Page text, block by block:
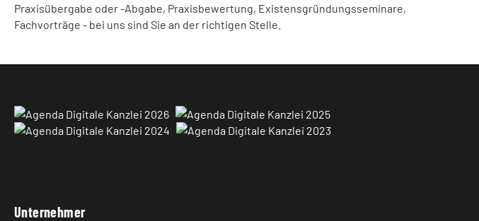
Praxisübergabe oder -Abgabe, Praxisbewertung, Existensgründungsseminare,
Fachvorträge - bei uns sind Sie an der richtigen Stelle.
Unternehmer